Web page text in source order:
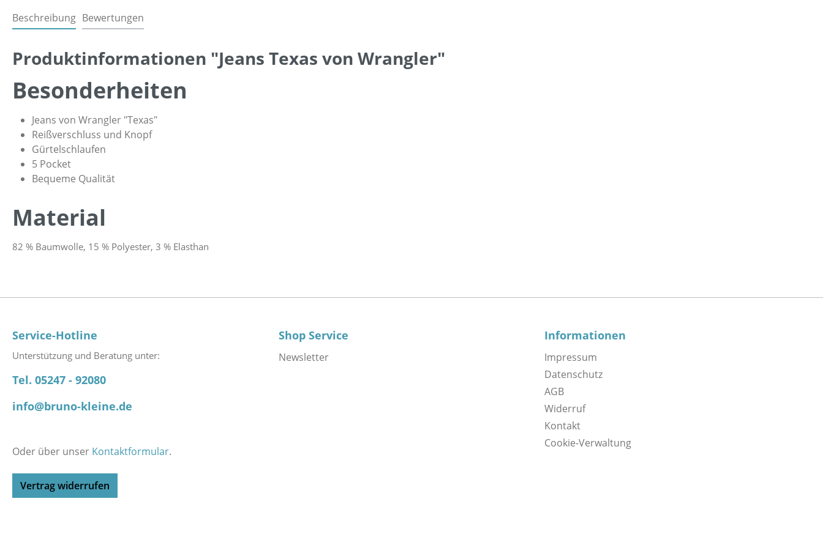
Beschreibung Bewertungen
Produktinformationen "Jeans Texas von Wrangler"
Besonderheiten
Jeans von Wrangler "Texas"
Reißverschluss und Knopf
Gürtelschlaufen
5 Pocket
Bequeme Qualität
Material
82 % Baumwolle, 15 % Polyester, 3 % Elasthan
Service-Hotline
Unterstützung und Beratung unter:
Tel. 05247 - 92080
info@bruno-kleine.de
Oder über unser Kontaktformular.
Vertrag widerrufen
Shop Service
Newsletter
Informationen
Impressum
Datenschutz
AGB
Widerruf
Kontakt
Cookie-Verwaltung